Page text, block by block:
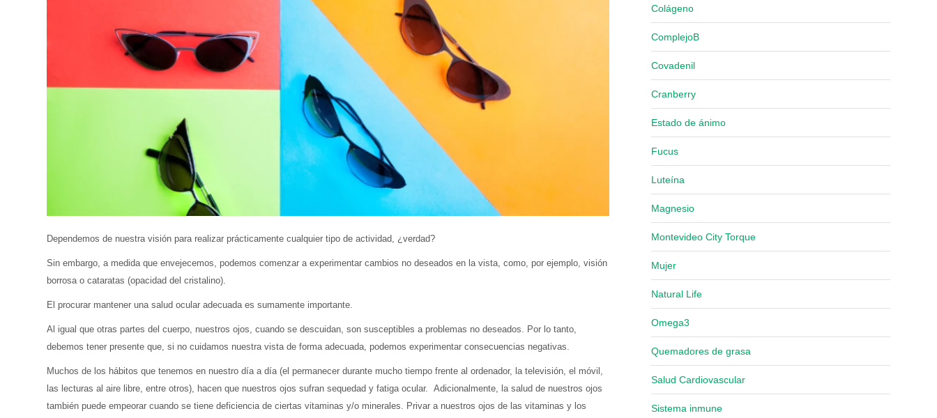
Dependemos de nuestra visión para realizar prácticamente cualquier tipo de actividad, ¿verdad?
Sin embargo, a medida que envejecemos, podemos comenzar a experimentar cambios no deseados en la vista, como, por ejemplo, visión
borrosa o cataratas (opacidad del cristalino).
El procurar mantener una salud ocular adecuada es sumamente importante.
Al igual que otras partes del cuerpo, nuestros ojos, cuando se descuidan, son susceptibles a problemas no deseados. Por lo tanto,
debemos tener presente que, si no cuidamos nuestra vista de forma adecuada, podemos experimentar consecuencias negativas.
Muchos de los hábitos que tenemos en nuestro día a día (el permanecer durante mucho tiempo frente al ordenador, la televisión, el móvil,
las lecturas al aire libre, entre otros), hacen que nuestros ojos sufran sequedad y fatiga ocular. Adicionalmente, la salud de nuestros ojos
también puede empeorar cuando se tiene deficiencia de ciertas vitaminas y/o minerales. Privar a nuestros ojos de las vitaminas y los
Colágeno
ComplejoB
Covadenil
Cranberry
Estado de ánimo
Fucus
Luteína
Magnesio
Montevideo City Torque
Mujer
Natural Life
Omega3
Quemadores de grasa
Salud Cardiovascular
Sistema inmune